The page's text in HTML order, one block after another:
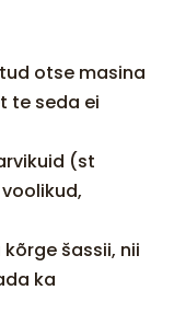
otse masina
te seda ei
(st
šassii, nii
ka